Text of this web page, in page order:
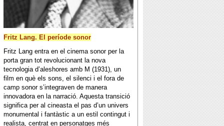
Fritz Lang. El període sonor
Fritz Lang entra en el cinema sonor per la
porta gran tot revolucionant la nova
tecnologia d’aleshores amb M (1931), un
film en què els sons, el silenci i el fora de
camp sonor s’integraven de manera
innovadora en la narració. Aquesta transició
significa per al cineasta el pas d’un univers
monumental i fantàstic a un estil contingut i
realista, centrat en personatges més